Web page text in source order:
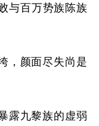
与百万势族陈族
，颜面尽失尚是
露九黎族的虚弱